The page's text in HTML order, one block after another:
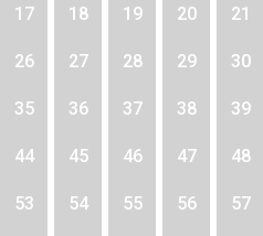
17 18 19 20 21
26 27 28 29 30
35 36 37 38 39
44 45 46 47 48
53 54 55 56 57